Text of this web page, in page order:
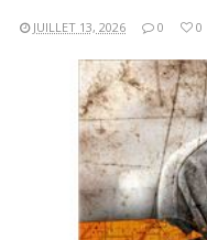
JUILLET 13, 2026 0 0